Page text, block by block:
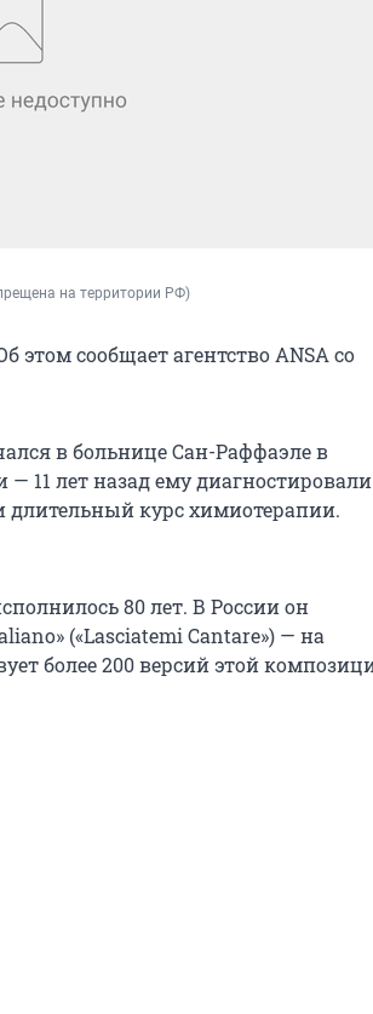
на территории РФ)
этом сообщает агентство ANSA со
в больнице Сан-Раффаэле в
11 лет назад ему диагностировали
курс химиотерапии.
80 лет. В России он
(«Lasciatemi Cantare») — на
более 200 версий этой